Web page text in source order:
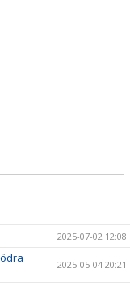
2025-07-02 12:08
2025-05-04 20:21